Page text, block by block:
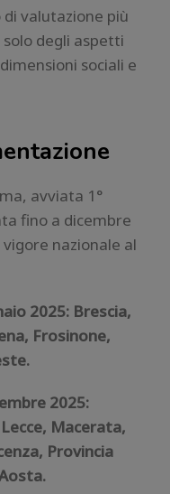
valutazione più
degli aspetti
sociali e
avviata 1°
fino a dicembre
nazionale al
2025: Brescia,
Frosinone,
2025:
Macerata,
Provincia